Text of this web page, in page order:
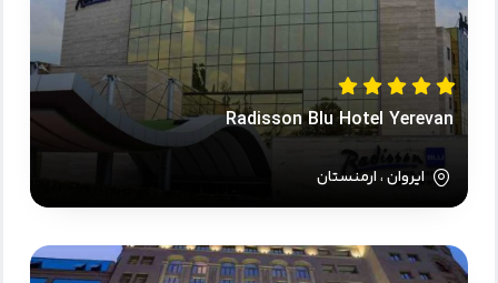
Radisson Blu Hotel Yerevan
ایروان ، ارمنستان